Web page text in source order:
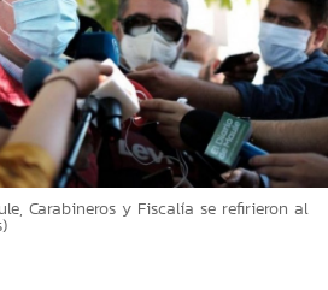
Carabineros y Fiscalía se refirieron al